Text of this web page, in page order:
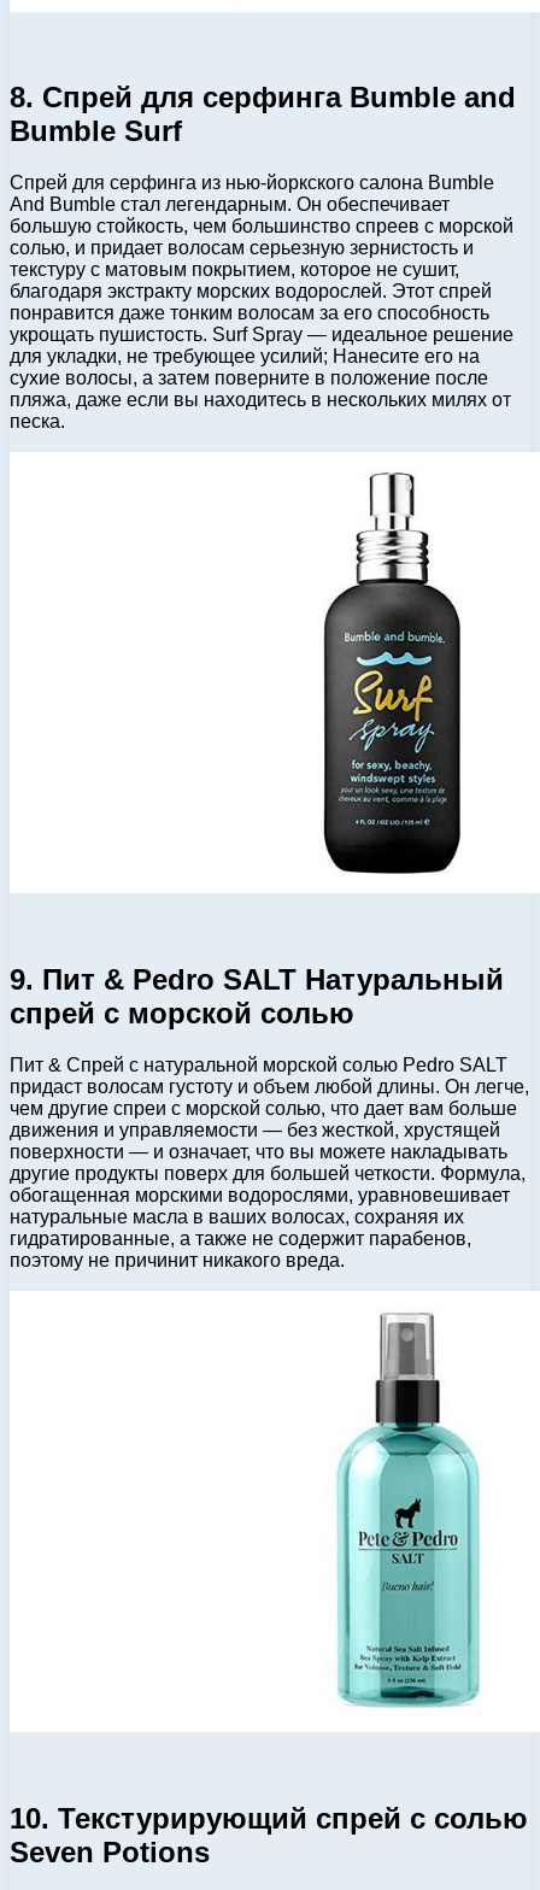
8. Спрей для серфинга Bumble and
Bumble Surf
Спрей для серфинга из нью-йоркского салона Bumble
And Bumble стал легендарным. Он обеспечивает
большую стойкость, чем большинство спреев с морской
солью, и придает волосам серьезную зернистость и
текстуру с матовым покрытием, которое не сушит,
благодаря экстракту морских водорослей. Этот спрей
понравится даже тонким волосам за его способность
укрощать пушистость. Surf Spray — идеальное решение
для укладки, не требующее усилий; Нанесите его на
сухие волосы, а затем поверните в положение после
пляжа, даже если вы находитесь в нескольких милях от
песка.
9. Пит & Pedro SALT Натуральный
спрей с морской солью
Пит & Спрей с натуральной морской солью Pedro SALT
придаст волосам густоту и объем любой длины. Он легче,
чем другие спреи с морской солью, что дает вам больше
движения и управляемости — без жесткой, хрустящей
поверхности — и означает, что вы можете накладывать
другие продукты поверх для большей четкости. Формула,
обогащенная морскими водорослями, уравновешивает
натуральные масла в ваших волосах, сохраняя их
гидратированные, а также не содержит парабенов,
поэтому не причинит никакого вреда.
10. Текстурирующий спрей с солью
Seven Potions